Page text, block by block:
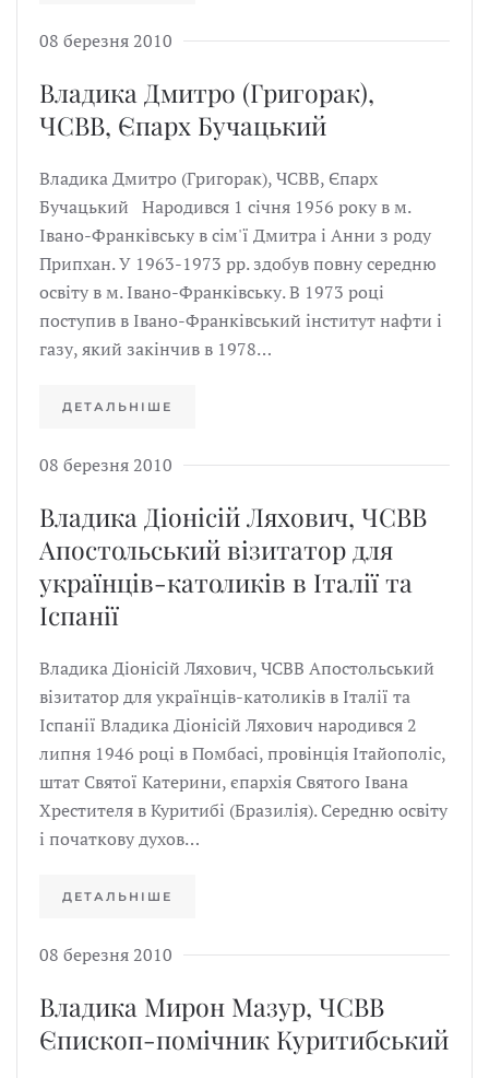
08 березня 2010
Владика Дмитро (Григорак),
ЧСВВ, Єпарх Бучацький
Владика Дмитро (Григорак), ЧСВВ, Єпарх
Бучацький Народився 1 січня 1956 року в м.
Івано-Франківську в сім'ї Дмитра і Анни з роду
Припхан. У 1963-1973 рр. здобув повну середню
освіту в м. Івано-Франківську. В 1973 році
поступив в Івано-Франківський інститут нафти і
газу, який закінчив в 1978…
ДЕТАЛЬНІШЕ
08 березня 2010
Владика Діонісій Ляхович, ЧСВВ
Апостольський візитатор для
українців-католиків в Італії та
Іспанії
Владика Діонісій Ляхович, ЧСВВ Апостольський
візитатор для українців-католиків в Італії та
Іспанії Владика Діонісій Ляхович народився 2
липня 1946 році в Помбасі, провінція Ітайополіс,
штат Святої Катерини, єпархія Святого Івана
Хрестителя в Куритибі (Бразилія). Середню освіту
і початкову духов…
ДЕТАЛЬНІШЕ
08 березня 2010
Владика Мирон Мазур, ЧСВВ
Єпископ-помічник Куритибський